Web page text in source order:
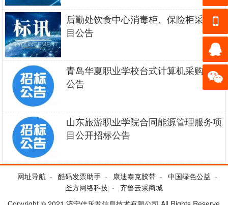
后勤处饮食中心消毒柜、保险柜采购项
目公告
青岛华夏职业学校台式计算机采购项目
公告
山东旅游职业学院合同能源管理服务项
目公开招标公告
网址导航 酷码发票助手 康迪泰克胶带
中国绿色公益
圣方网络科技
齐鲁云采商城
0537-2
68900
133-55
18-779
联系Q
Q订购
客服